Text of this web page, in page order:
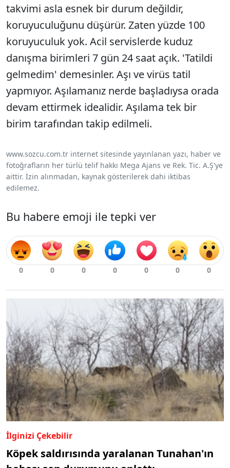
takvimi asla esnek bir durum değildir,
koruyuculuğunu düşürür. Zaten yüzde 100
koruyuculuk yok. Acil servislerde kuduz
danışma birimleri 7 gün 24 saat açık. 'Tatildi
gelmedim' demesinler. Aşı ve virüs tatil
yapmıyor. Aşılamanız nerde başladıysa orada
devam ettirmek idealidir. Aşılama tek bir
birim tarafından takip edilmeli.
www.sozcu.com.tr internet sitesinde yayınlanan yazı, haber ve
fotoğrafların her türlü telif hakkı Mega Ajans ve Rek. Tic. A.Ş'ye
aittir. İzin alınmadan, kaynak gösterilerek dahi iktibas
edilemez.
Bu habere emoji ile tepki ver
İlginizi Çekebilir
Köpek saldırısında yaralanan Tunahan'ın